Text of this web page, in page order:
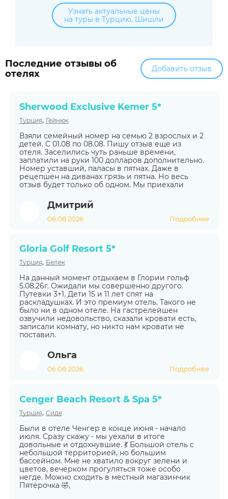
Узнать актуальные цены
на туры в Турцию, Шишли
Последние отзывы об
отелях
Добавить отзыв
Sherwood Exclusive Kemer 5*
Турция, Гёйнюк
Взяли семейный номер на семью 2 взрослых и 2
детей. С 01.08 по 08.08. Пишу отзыв еще из
отеля. Заселились чуть раньше времени,
заплатили на руки 100 долларов дополнительно.
Номер уставший, паласы в пятнах. Даже в
рецепшен на диванах грязь и пятна. Но весь
отзыв будет только об одном. Мы приехали
Дмитрий
06.08.2026 Подробнее
Gloria Golf Resort 5*
Турция, Белек
На данный момент отдыхаем в Глории гольф
5.08.26г. Ожидали мы совершенно другого.
Путевки 3+1. Дети 15 и 11 лет спят на
раскладушках. И это премиум отель. Такого не
было ни в одном отеле. На гастрелейшен
озвучили недовольство, сказали кровати есть,
записали комнату, но никто нам кровати не
поставил.
Ольга
06.08.2026 Подробнее
Cenger Beach Resort & Spa 5*
Турция, Сиде
Были в отеле Ченгер в конце июня - начало
июля. Сразу скажу - мы уехали в итоге
довольные и отдохнувшие. 💃 Большой отель с
небольшой территорией, но большим
бассейном. Мне не хватило вокруг зелени и
цветов, вечерком прогуляться тоже особо
негде. Можно сходить в местный магазинчик
Пятёрочка 🤣,